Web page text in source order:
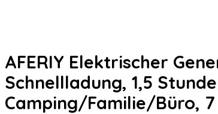
AFERIY Elektrischer
Schnellladung, 1,5
Camping/Familie/Büro,